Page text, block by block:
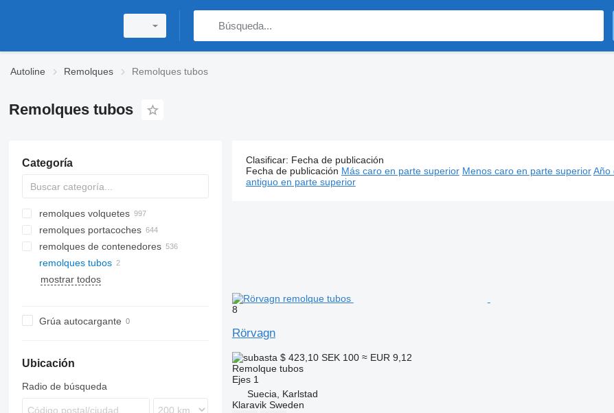
Autoline Remolques Remolques tubos
Remolques tubos
Categoría
remolques volquetes
remolques portacoches
remolques de contenedores
remolques tubos
mostrar todos
Grúa autocargante
Ubicación
Radio de búsqueda
2 anuncios:Remolques tubos, remolque de tubos
Clasificar: Fecha de publicación
Fecha de publicación Más caro en parte superior Menos caro en parte superior Año
antiguo en parte superior
8
Rörvagn
$ 423,10 SEK 100 ≈ EUR 9,12
Remolque tubos
Ejes 1
Suecia, Karlstad
Klaravik Sweden